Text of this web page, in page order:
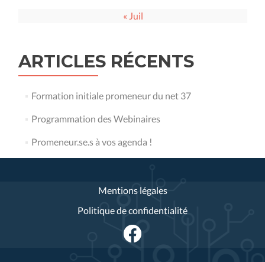
« Juil
ARTICLES RÉCENTS
Formation initiale promeneur du net 37
Programmation des Webinaires
Promeneur.se.s à vos agenda !
Mentions légales
Politique de confidentialité